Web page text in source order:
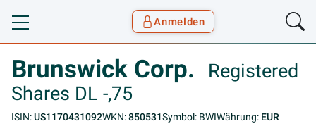
Toggle navigation
Anmelden
Brunswick Corp.
Registered
Shares DL -,75
ISIN:US1170431092WKN:850531Symbol: BWIWährung: EUR